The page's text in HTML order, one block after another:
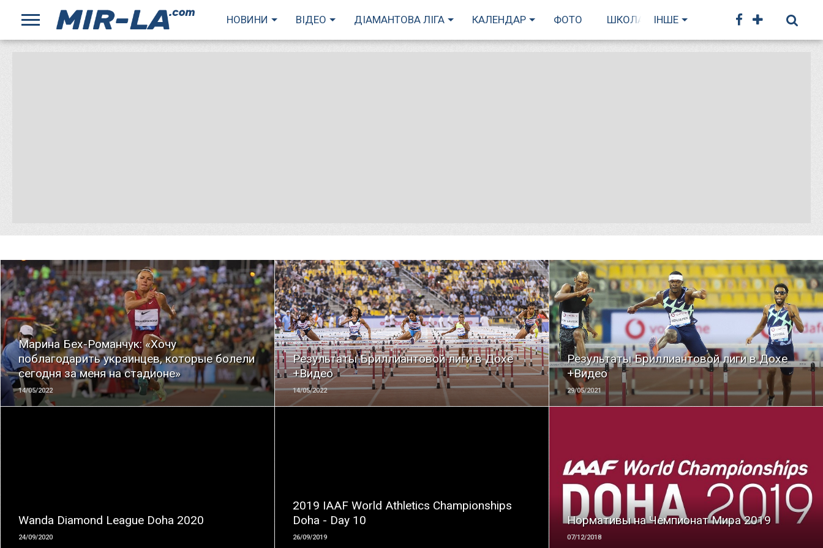
НОВИНИ ВІДЕО ДІАМАНТОВА ЛІГА КАЛЕНДАР ФОТО ШКОЛА БІГУ
ІНШЕ
Марина Бех-Романчук: «Хочу
поблагодарить украинцев, которые болели
сегодня за меня на стадионе»
14/05/2022
ЧИТАТЬ
Результаты Бриллиантовой лиги в Дохе
+Видео
14/05/2022
ЧИТАТЬ
Результаты Бриллиантовой лиги в Дохе
+Видео
29/05/2021
ЧИТАТЬ
Wanda Diamond League Doha 2020
24/09/2020
2019 IAAF World Athletics Championships
Doha - Day 10
26/09/2019
Нормативы на Чемпионат Мира 2019
07/12/2018
ЧИТАТЬ